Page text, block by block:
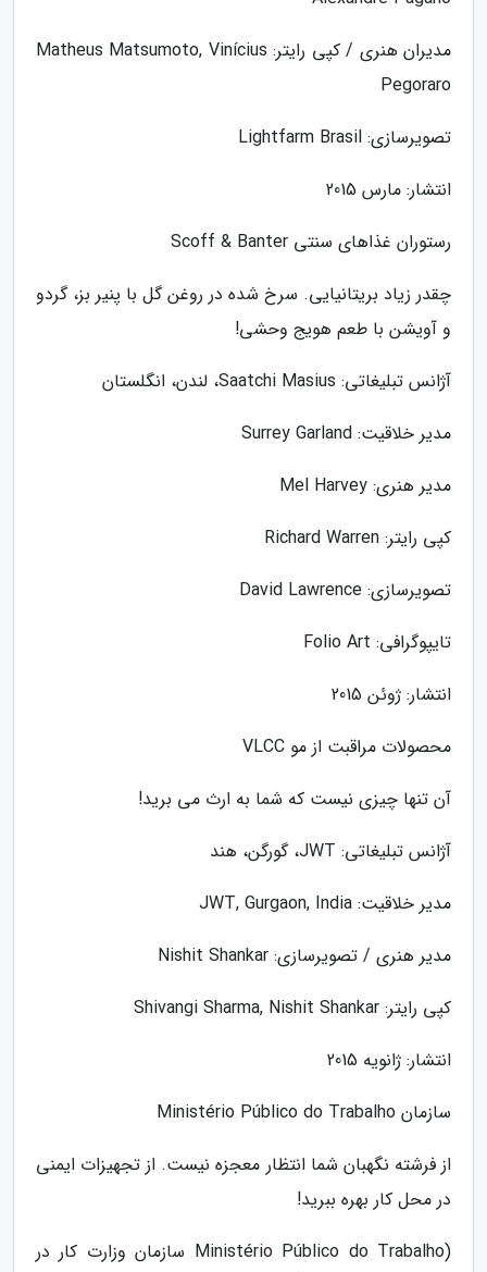
مدیران هنری / کپی رایتر: Matheus Matsumoto, Vinícius
Pegoraro
تصویرسازی: Lightfarm Brasil
انتشار: مارس 2015
رستوران غذاهای سنتی Scoff & Banter
چقدر زیاد بریتانیایی. سرخ شده در روغن گل با پنیر بز، گردو
و آویشن با طعم هویج وحشی!
آژانس تبلیغاتی: Saatchi Masius، لندن، انگلستان
مدیر خلاقیت: Surrey Garland
مدیر هنری: Mel Harvey
کپی رایتر: Richard Warren
تصویرسازی: David Lawrence
تایپوگرافی: Folio Art
انتشار: ژوئن 2015
محصولات مراقبت از مو VLCC
آن تنها چیزی نیست که شما به ارث می برید!
آژانس تبلیغاتی: JWT، گورگن، هند
مدیر خلاقیت: JWT, Gurgaon, India
مدیر هنری / تصویرسازی: Nishit Shankar
کپی رایتر: Shivangi Sharma, Nishit Shankar
انتشار: ژانویه 2015
سازمان Ministério Público do Trabalho
از فرشته نگهبان شما انتظار معجزه نیست. از تجهیزات ایمنی
در محل کار بهره ببرید!
(Ministério Público do Trabalho سازمان وزارت کار در